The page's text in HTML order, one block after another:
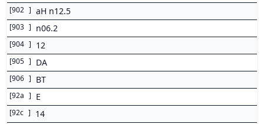
[902 ] aH n12.5
[903 ] n06.2
[904 ] 12
[905 ] DA
[906 ] BT
[92a ] E
[92c ] 14